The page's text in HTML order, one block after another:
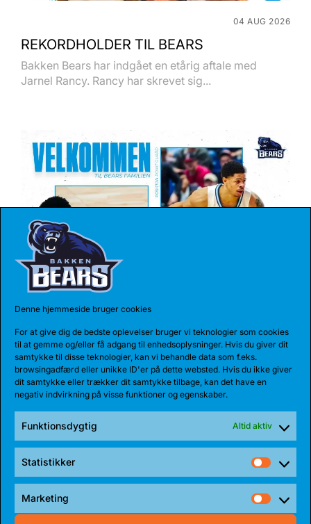
Denne hjemmeside bruger cookies
For at give dig de bedste oplevelser bruger vi teknologier som cookies
til at gemme og/eller få adgang til enhedsoplysninger. Hvis du giver dit
samtykke til disse teknologier, kan vi behandle data som f.eks.
browsingadfærd eller unikke ID'er på dette websted. Hvis du ikke giver
dit samtykke eller trækker dit samtykke tilbage, kan det have en
negativ indvirkning på visse funktioner og egenskaber.
Funktionsdygtig Altid aktiv
Statistikker
Marketing
04 AUG 2026
REKORDHOLDER TIL BEARS
Bakken Bears har indgået en etårig aftale med
Jarnel Rancy. Rancy har skrevet sig...
BEARS HENTER ATLETISK GUARD
Den 185 cm høje amerikanske guard, Myles Corey,
har indgået en 1-årig aftale med...